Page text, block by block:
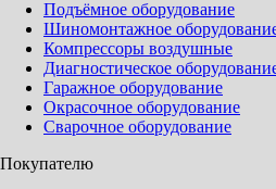
Подъёмное оборудование
Шиномонтажное
Компрессоры воздушные
Диагностическое
Гаражное оборудование
Окрасочное оборудование
Сварочное оборудование
Покупателю